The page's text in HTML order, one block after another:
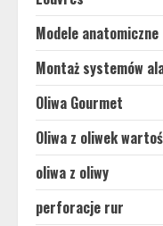
Modele anatomiczne
Montaż systemów
Oliwa Gourmet
Oliwa z oliwek
oliwa z oliwy
perforacje rur